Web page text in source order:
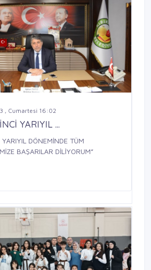
, Cumartesi 16:02
YARIYIL ...
YARIYIL DÖNEMİNDE TÜM
BAŞARILAR DİLİYORUM”